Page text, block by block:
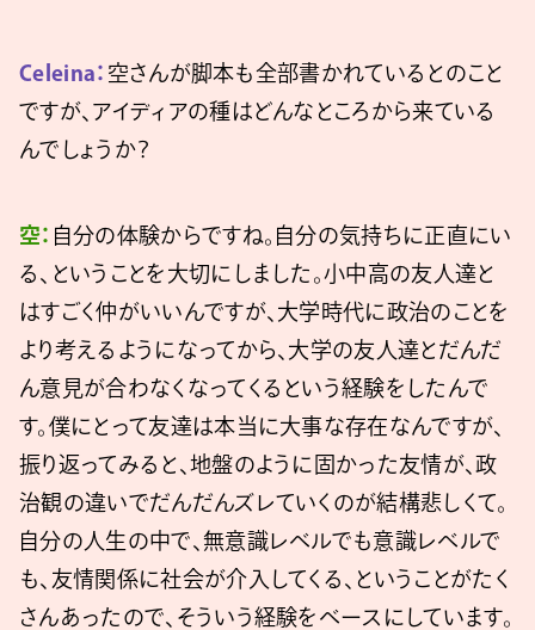
Celeina： 空さんが脚本も全部書かれているとのこと
ですが、アイディアの種はどんなところから来ている
んでしょうか？
空： 自分の体験からですね。自分の気持ちに正直にい
る、ということを大切にしました。小中高の友人達と
はすごく仲がいいんですが、大学時代に政治のことを
より考えるようになってから、大学の友人達とだんだ
ん意見が合わなくなってくるという経験をしたんで
す。僕にとって友達は本当に大事な存在なんですが、
振り返ってみると、地盤のように固かった友情が、政
治観の違いでだんだんズレていくのが結構悲しくて。
自分の人生の中で、無意識レベルでも意識レベルで
も、友情関係に社会が介入してくる、ということがたく
さんあったので、そういう経験をベースにしています。